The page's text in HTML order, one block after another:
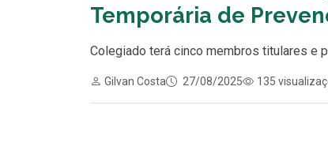
Temporária de
Colegiado terá cinco membros titulares e
Gilvan Costa 27/08/2025 135